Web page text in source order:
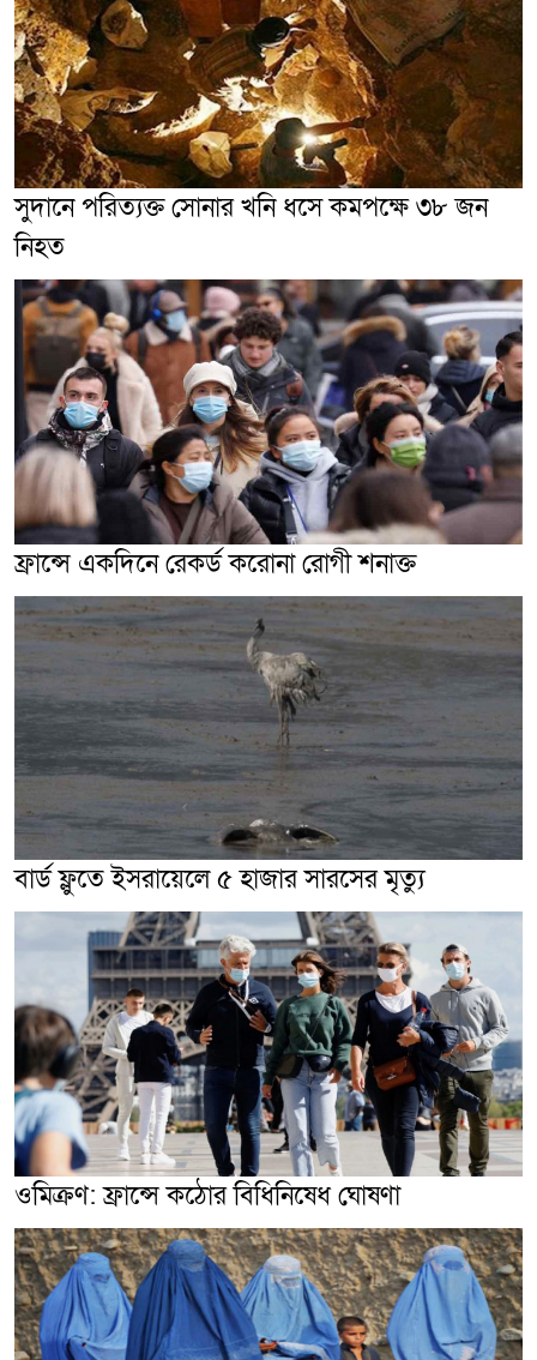
সুদানে পরিত্যক্ত সোনার খনি ধসে কমপক্ষে ৩৮ জন
নিহত
ফ্রান্সে একদিনে রেকর্ড করোনা রোগী শনাক্ত
বার্ড ফ্লুতে ইসরায়েলে ৫ হাজার সারসের মৃত্যু
ওমিক্রণ: ফ্রান্সে কঠোর বিধিনিষেধ ঘোষণা